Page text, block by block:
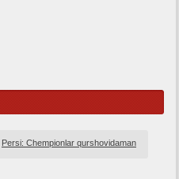
Persi: Chempionlar qurshovidaman